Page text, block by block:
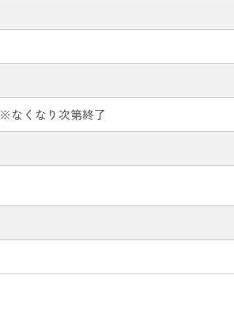
※なくなり次第終了